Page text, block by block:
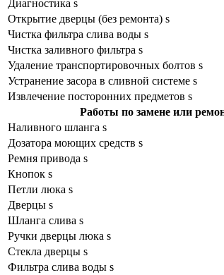
Диагностика s
Открытие дверцы (без ремонта) s
Чистка фильтра слива воды s
Чистка заливного фильтра s
Удаление транспортировочных болтов s
Устранение засора в сливной системе s
Извлечение посторонних предметов s
Работы по замене или
Наливного шланга s
Дозатора моющих средств s
Ремня привода s
Кнопок s
Петли люка s
Дверцы s
Шланга слива s
Ручки дверцы люка s
Стекла дверцы s
Фильтра слива воды s